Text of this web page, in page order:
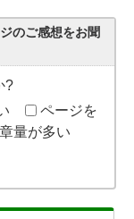
のご感想をお聞
?
ページを
量が多い